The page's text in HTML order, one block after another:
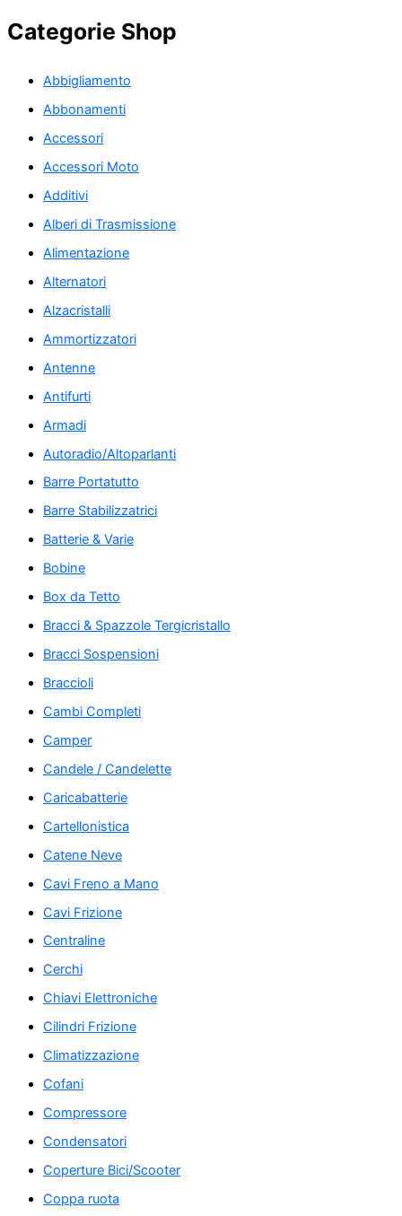
Categorie Shop
Abbigliamento
Abbonamenti
Accessori
Accessori Moto
Additivi
Alberi di Trasmissione
Alimentazione
Alternatori
Alzacristalli
Ammortizzatori
Antenne
Antifurti
Armadi
Autoradio/Altoparlanti
Barre Portatutto
Barre Stabilizzatrici
Batterie & Varie
Bobine
Box da Tetto
Bracci & Spazzole Tergicristallo
Bracci Sospensioni
Braccioli
Cambi Completi
Camper
Candele / Candelette
Caricabatterie
Cartellonistica
Catene Neve
Cavi Freno a Mano
Cavi Frizione
Centraline
Cerchi
Chiavi Elettroniche
Cilindri Frizione
Climatizzazione
Cofani
Compressore
Condensatori
Coperture Bici/Scooter
Coppa ruota